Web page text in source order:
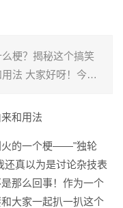
梗？揭秘这个搞笑
法 大家好呀！今天
"。说实话，次看到
的那种独轮...
和用法
火的一个梗——"独轮
还真以为是讨论杂技表
那么回事！作为一个
大家一起扒一扒这个